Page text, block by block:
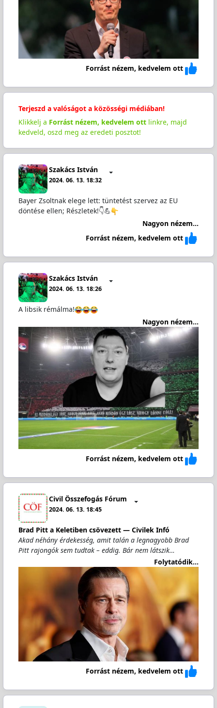
Forrást nézem, kedvelem ott
Terjeszd a valóságot a közösségi médiában!
Klikkelj a Forrást nézem, kedvelem ottlinkre, majd
kedveld, oszd meg az eredeti posztot!
Szakács István
2024. 06. 13. 18:32
Bayer Zsoltnak elege lett: tüntetést szervez az EU
döntése ellen; Részletek!👇💪
Nagyon nézem...
Forrást nézem, kedvelem ott
Szakács István
2024. 06. 13. 18:26
A libsik rémálma!
Nagyon nézem...
Forrást nézem, kedvelem ott
Civil Összefogás Fórum
2024. 06. 13. 18:45
Brad Pitt a Keletiben csövezett — Civilek Infó
Akad néhány érdekesség, amit talán a legnagyobb Brad
Pitt rajongók sem tudtak – eddig. Bár nem látszik…
Folytatódik...
Forrást nézem, kedvelem ott